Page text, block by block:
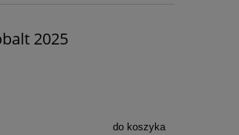
2025
do koszyka